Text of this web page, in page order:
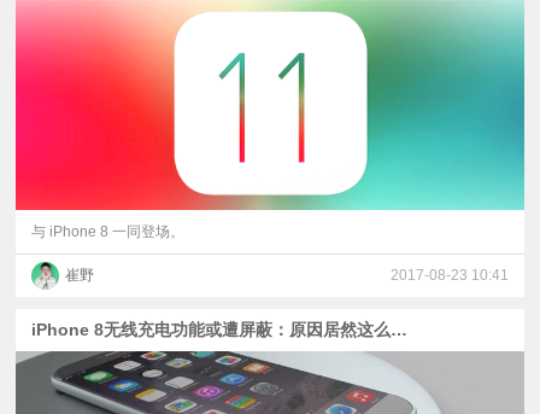
与 iPhone 8 一同登场。
崔野 2017-08-23 10:41
iPhone 8无线充电功能或遭屏蔽：原因居然这么丢脸